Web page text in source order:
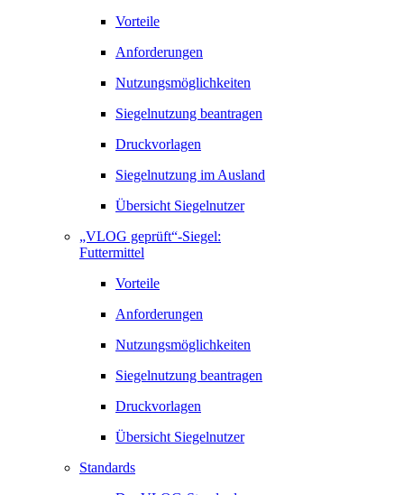
Vorteile
Anforderungen
Nutzungsmöglichkeiten
Siegelnutzung beantragen
Druckvorlagen
Siegelnutzung im Ausland
Übersicht Siegelnutzer
„VLOG geprüft“-Siegel:
Futtermittel
Vorteile
Anforderungen
Nutzungsmöglichkeiten
Siegelnutzung beantragen
Druckvorlagen
Übersicht Siegelnutzer
Standards